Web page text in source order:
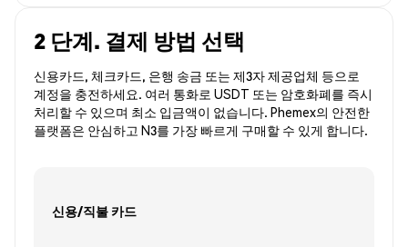
2 단계. 결제 방법 선택
신용카드, 체크카드, 은행 송금 또는 제3자 제공업체 등으로
계정을 충전하세요. 여러 통화로 USDT 또는 암호화폐를 즉시
처리할 수 있으며 최소 입금액이 없습니다. Phemex의 안전한
플랫폼은 안심하고 N3를 가장 빠르게 구매할 수 있게 합니다.
신용/직불 카드